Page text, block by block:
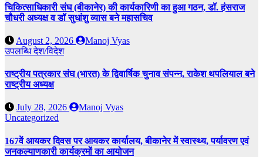
चिकित्साधिकारी संघ (बीकानेर) की कार्यकारिणी का हुआ गठन, डॉ. हंसराज
चौधरी अध्यक्ष व डॉ सुधांशु व्यास बने महासचिव
August 2, 2026
Manoj Vyas
उपलब्धिदेश/विदेश
राष्ट्रीय पत्रकार संघ (भारत) के द्विवार्षिक चुनाव संपन्न, राकेश थपलियाल बने
राष्ट्रीय अध्यक्ष
July 28, 2026
Manoj Vyas
Uncategorized
167वें आयकर दिवस पर आयकर कार्यालय, बीकानेर में स्वास्थ्य, पर्यावरण एवं
जनकल्याणकारी कार्यक्रमों का आयोजन